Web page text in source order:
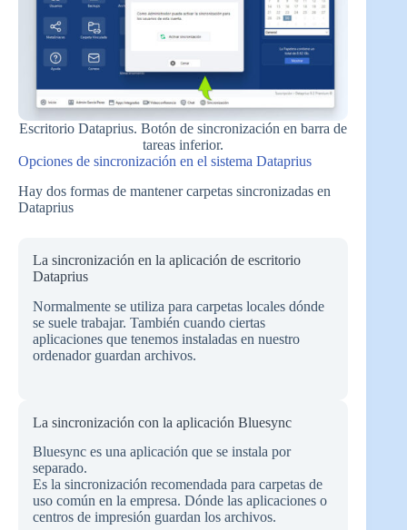
Escritorio Dataprius. Botón de sincronización en barra de
tareas inferior.
Opciones de sincronización en el sistema Dataprius
Hay dos formas de mantener carpetas sincronizadas en
Dataprius
La sincronización en la aplicación de escritorio
Dataprius
Normalmente se utiliza para carpetas locales dónde
se suele trabajar. También cuando ciertas
aplicaciones que tenemos instaladas en nuestro
ordenador guardan archivos.
La sincronización con la aplicación Bluesync
Bluesync es una aplicación que se instala por
separado.
Es la sincronización recomendada para carpetas de
uso común en la empresa. Dónde las aplicaciones o
centros de impresión guardan los archivos.